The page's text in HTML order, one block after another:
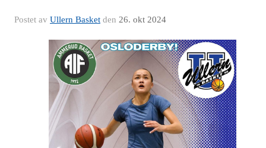
Postet av Ullern Basket den 26. okt 2024